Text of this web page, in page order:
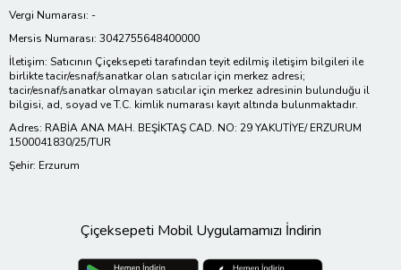
Vergi Numarası: -
Mersis Numarası: 3042755648400000
İletişim: Satıcının Çiçeksepeti tarafından teyit edilmiş iletişim bilgileri ile
birlikte tacir/esnaf/sanatkar olan satıcılar için merkez adresi;
tacir/esnaf/sanatkar olmayan satıcılar için merkez adresinin bulunduğu il
bilgisi, ad, soyad ve T.C. kimlik numarası kayıt altında bulunmaktadır.
Adres: RABİA ANA MAH. BEŞİKTAŞ CAD. NO: 29 YAKUTİYE/ ERZURUM
1500041830/25/TUR
Şehir: Erzurum
Çiçeksepeti Mobil Uygulamamızı İndirin